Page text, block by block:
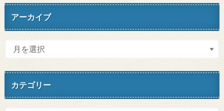
アーカイブ
カテゴリー